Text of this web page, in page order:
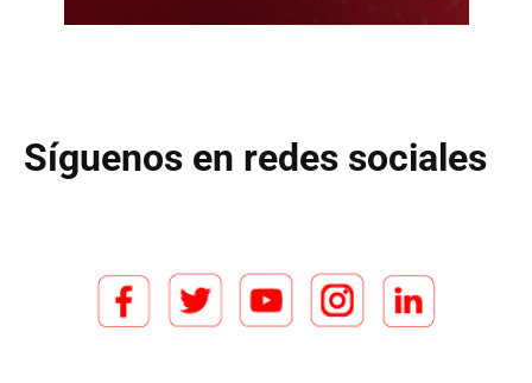
Síguenos en redes sociales